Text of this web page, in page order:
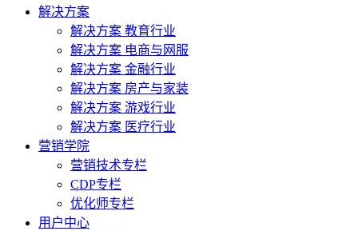
解决方案
解决方案 教育行业
解决方案 电商与网服
解决方案 金融行业
解决方案 房产与家装
解决方案 游戏行业
解决方案 医疗行业
营销学院
营销技术专栏
CDP专栏
优化师专栏
用户中心